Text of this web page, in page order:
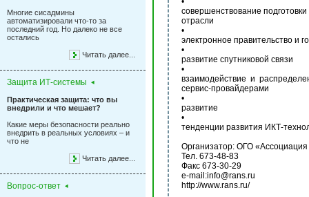
Многие сисадмины
автоматизировали что-то за
последний год. Но далеко не все
остались
Читать далее...
Защита ИТ-системы
Практическая защита: что вы
внедрили и что мешает?
Какие меры безопасности реально
внедрить в реальных условиях – и
что не
Читать далее...
Вопрос-ответ
совершенствование
отрасли
•
электронное правительство и
•
развитие спутниковой связи
•
взаимодействие и
сервис-провайдерами
•
развитие
•
тенденции развития ИКТ-
Организатор: ОГО «Ассоциация
Тел. 673-48-83
Факс 673-30-29
e-mail:info@rans.ru
http://www.rans.ru/